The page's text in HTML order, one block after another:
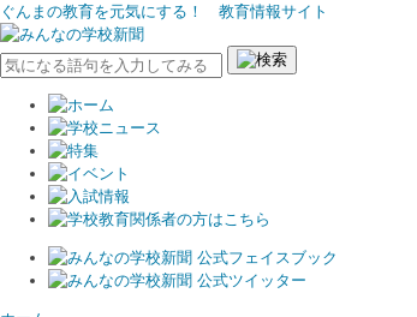
ぐんまの教育を元気にする！ 教育情報サイト